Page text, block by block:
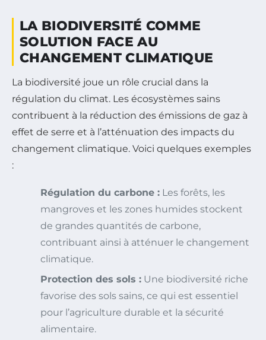
LA BIODIVERSITÉ COMME
SOLUTION FACE AU
CHANGEMENT CLIMATIQUE
La biodiversité joue un rôle crucial dans la
régulation du climat. Les écosystèmes sains
contribuent à la réduction des émissions de gaz à
effet de serre et à l’atténuation des impacts du
changement climatique. Voici quelques exemples
:
Régulation du carbone : Les forêts, les
mangroves et les zones humides stockent
de grandes quantités de carbone,
contribuant ainsi à atténuer le changement
climatique.
Protection des sols : Une biodiversité riche
favorise des sols sains, ce qui est essentiel
pour l’agriculture durable et la sécurité
alimentaire.